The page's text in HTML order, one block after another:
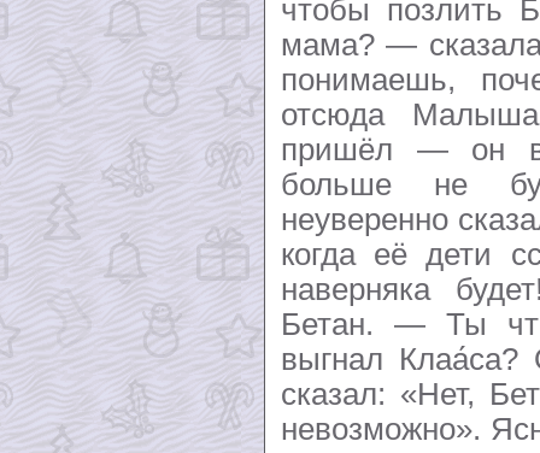
чтобы позлить
мама? —
понимаешь,
отсюда
пришёл — он
больше не
неуверенно
когда её дети
наверняка
Бетан. — Ты
выгнал Клаа́са?
сказал: «Нет,
невозможно».